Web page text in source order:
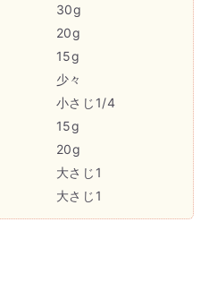
30g
20g
15g
少々
小さじ1/4
15g
20g
大さじ1
大さじ1